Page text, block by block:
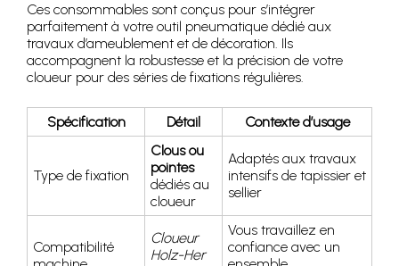
Ces consommables sont conçus pour s’intégrer
parfaitement à votre outil pneumatique dédié aux
travaux d’ameublement et de décoration. Ils
accompagnent la robustesse et la précision de votre
cloueur pour des séries de fixations régulières.
Spécification Détail Contexte d’usage
Type de fixation
Clous ou
pointes
dédiés au
cloueur
Adaptés aux travaux
intensifs de tapissier et
sellier
Compatibilité
Cloueur
Holz-Her
Vous travaillez en
confiance avec un